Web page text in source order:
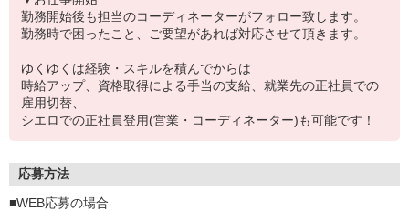
勤務開始後も担当のコーディネーターがフォロー致します。
勤務時で困ったこと、ご要望があれば対応させて頂きます。
ゆくゆくは経験・スキルを積んでからは
時給アップ、資格取得による手当の支給、就業先の正社員での
雇用切替、
シエロでの正社員登用(営業・コーディネーター)も可能です！
応募方法
■WEB応募の場合